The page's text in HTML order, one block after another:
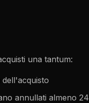
una tantum:
annullati almeno 24